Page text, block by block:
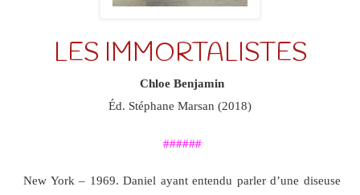
LES IMMORTALISTES
Chloe Benjamin
Éd. Stéphane Marsan (2018)
######
New York – 1969. Daniel ayant entendu parler d’une diseuse